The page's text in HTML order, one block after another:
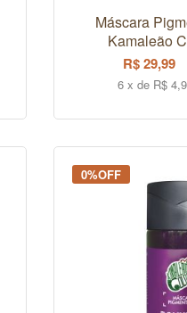
Máscara
Kamaleão
R$ 29,99
6 x de R$
0%OFF